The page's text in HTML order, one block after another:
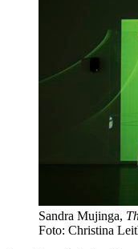
Sandra Mujinga,
Foto: Christina